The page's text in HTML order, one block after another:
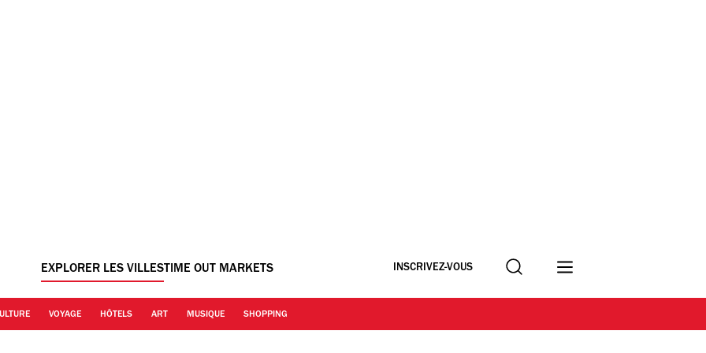
EXPLORER LES VILLESTIME OUT MARKETS INSCRIVEZ-VOUS Recherche
VOYAGE HÔTELS ART MUSIQUE SHOPPING